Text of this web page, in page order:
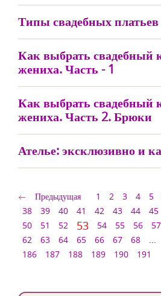
Типы свадебных платьев
Как выбрать свадебный
жениха. Часть - 1
Как выбрать свадебный
жениха. Часть 2. Брюки
Ателье: эксклюзивно и
Предыдущая 1 2 3 4 5
38
39 40 41 42 43 44 45
50
51 52 53 54 55 56 57
62
63 64 65 66 67 68 ...
186
187 188 189 190 191